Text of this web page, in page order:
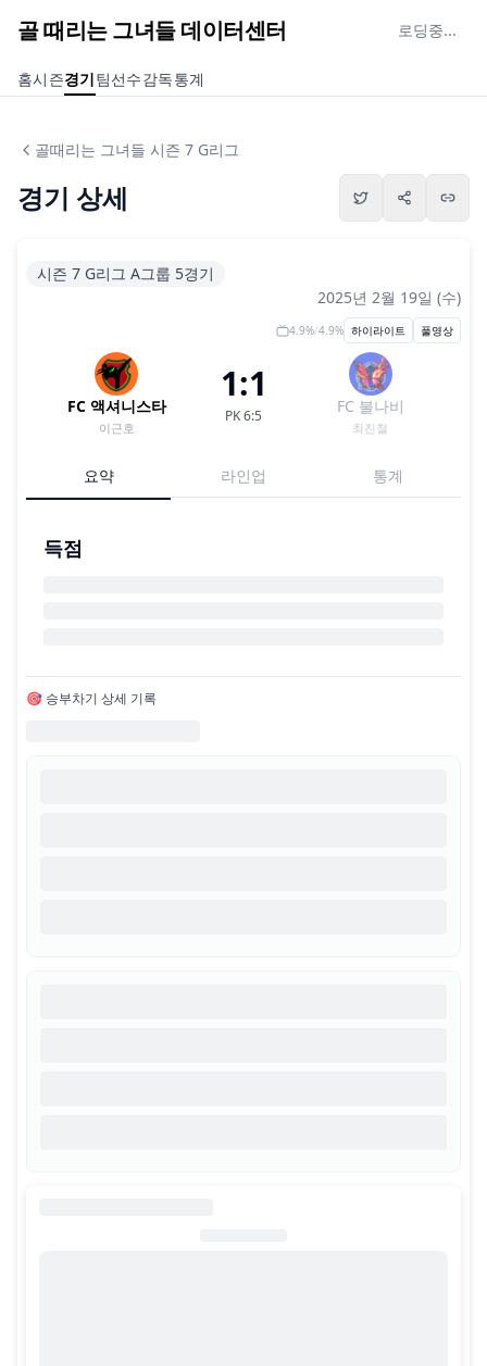
골 때리는 그녀들 데이터센터 로딩중...
홈시즌경기팀선수감독통계
골때리는 그녀들 시즌 7 G리그
경기 상세
시즌 7 G리그 A그룹 5경기
2025년 2월 19일 (수)
4.9%/4.9% 하이라이트 풀영상
FC 액셔니스타
이근호
1:1
PK6:5 FC 불나비
최진철
요약 라인업 통계
득점
🎯 승부차기 상세 기록